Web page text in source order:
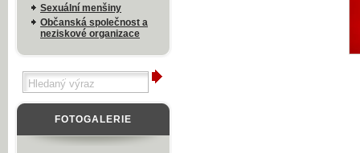
Sexuální menšiny
Občanská společnost a
neziskové organizace
FOTOGALERIE